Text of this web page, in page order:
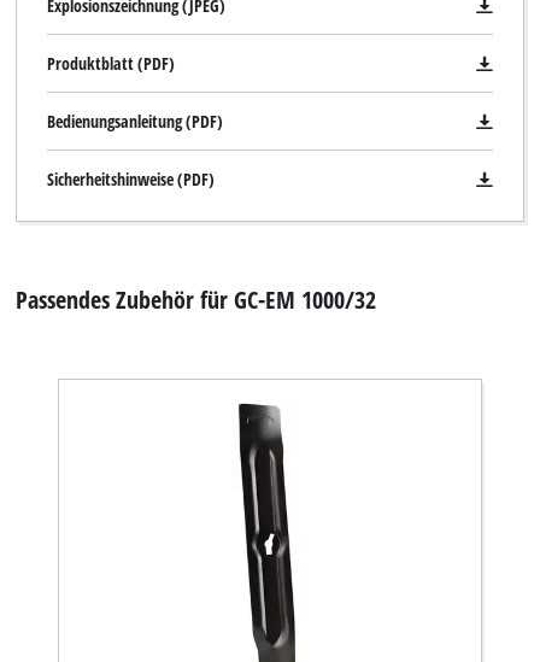
Explosionszeichnung (JPEG)
Produktblatt (PDF)
Bedienungsanleitung (PDF)
Sicherheitshinweise (PDF)
Passendes Zubehör für GC-EM 1000/32